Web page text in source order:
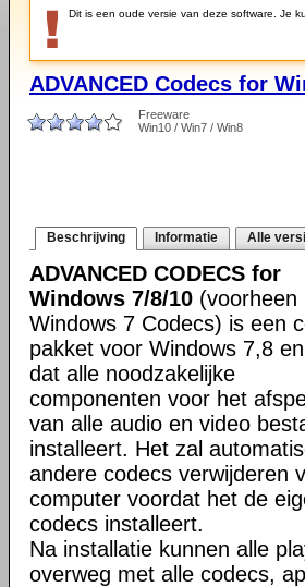
Dit is een oude versie van deze software. Je
ADVANCED Codecs for
Freeware
Win10 / Win7 / Win8
Beschrijving Informatie Alle
ADVANCED CODECS for
Windows 7/8/10 (voorheen
Windows 7 Codecs) is een
pakket voor Windows 7,8
dat alle noodzakelijke
componenten voor het
van alle audio en video
installeert. Het zal
andere codecs verwijderen
computer voordat het de
codecs installeert.
Na installatie kunnen alle
overweg met alle codecs,